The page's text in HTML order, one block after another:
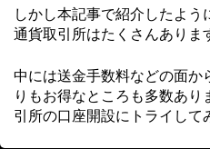
しかし本記事で紹介したよ
通貨取引所はたくさんありま
中には送金手数料などの面か
りもお得なところも多数あ
引所の口座開設にトライして